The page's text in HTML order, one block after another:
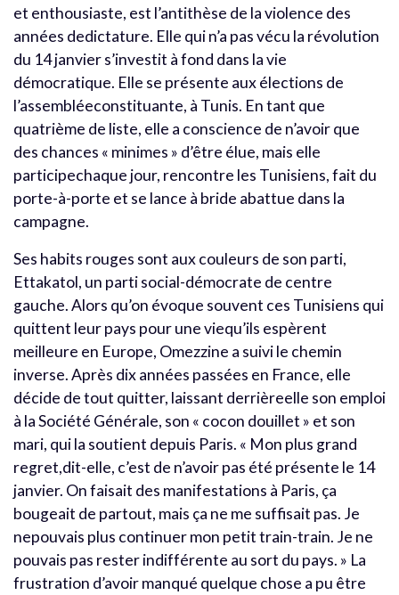
et enthousiaste, est l’antithèse de la violence des
années dedictature. Elle qui n’a pas vécu la révolution
du 14 janvier s’investit à fond dans la vie
démocratique. Elle se présente aux élections de
l’assembléeconstituante, à Tunis. En tant que
quatrième de liste, elle a conscience de n’avoir que
des chances « minimes » d’être élue, mais elle
participechaque jour, rencontre les Tunisiens, fait du
porte-à-porte et se lance à bride abattue dans la
campagne.
Ses habits rouges sont aux couleurs de son parti,
Ettakatol, un parti social-démocrate de centre
gauche. Alors qu’on évoque souvent ces Tunisiens qui
quittent leur pays pour une viequ’ils espèrent
meilleure en Europe, Omezzine a suivi le chemin
inverse. Après dix années passées en France, elle
décide de tout quitter, laissant derrièreelle son emploi
à la Société Générale, son « cocon douillet » et son
mari, qui la soutient depuis Paris. « Mon plus grand
regret,dit-elle, c’est de n’avoir pas été présente le 14
janvier. On faisait des manifestations à Paris, ça
bougeait de partout, mais ça ne me suffisait pas. Je
nepouvais plus continuer mon petit train-train. Je ne
pouvais pas rester indifférente au sort du pays. » La
frustration d’avoir manqué quelque chose a pu être